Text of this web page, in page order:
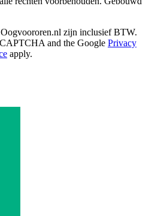
zijn inclusief BTW.
and the Google Privacy
apply.